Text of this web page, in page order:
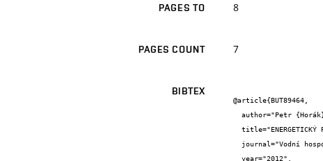
PAGES TO 8
PAGES COUNT 7
BIBTEX
@article{BUT89464,